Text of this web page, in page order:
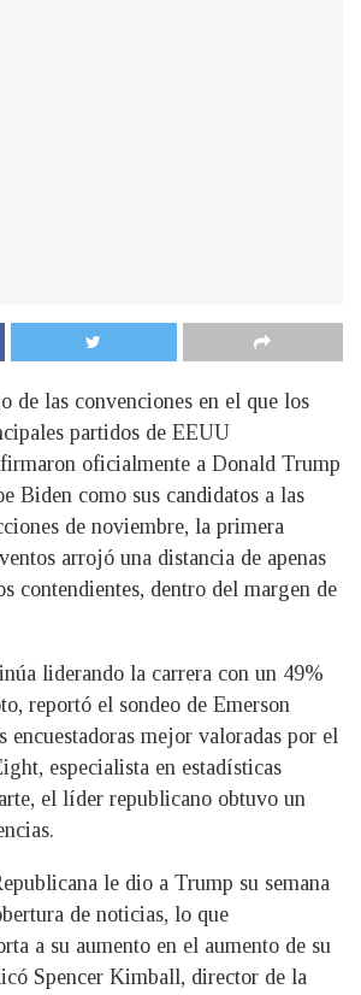
de las convenciones en el que los
partidos de EEUU
oficialmente a Donald Trump
Biden como sus candidatos a las
de noviembre, la primera
arrojó una distancia de apenas
contendientes, dentro del margen de
liderando la carrera con un 49%
reportó el sondeo de Emerson
encuestadoras mejor valoradas por el
especialista en estadísticas
el líder republicano obtuvo un
le dio a Trump su semana
de noticias, lo que
a su aumento en el aumento de su
Spencer Kimball, director de la